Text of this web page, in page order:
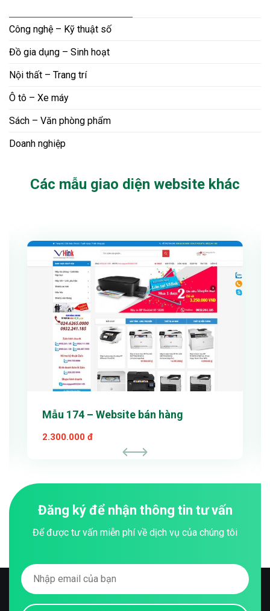
Công nghệ – Kỹ thuật số
Đồ gia dụng – Sinh hoạt
Nội thất – Trang trí
Ô tô – Xe máy
Sách – Văn phòng phẩm
Doanh nghiệp
Các mẫu giao diện website khác
Mẫu 174 – Website bán hàng
2.300.000 đ
Đăng ký để nhận thông tin tư vấn
Để được tư vấn miễn phí về dịch vụ của chúng tôi